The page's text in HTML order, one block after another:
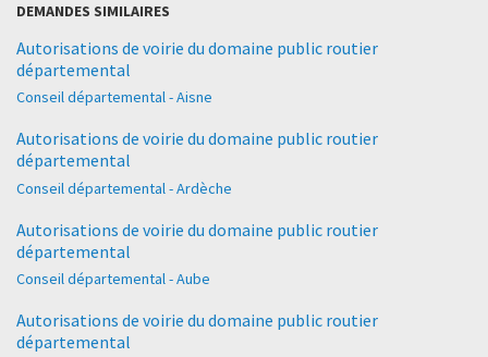
DEMANDES SIMILAIRES
Autorisations de voirie du domaine public routier
départemental
Conseil départemental - Aisne
Autorisations de voirie du domaine public routier
départemental
Conseil départemental - Ardèche
Autorisations de voirie du domaine public routier
départemental
Conseil départemental - Aube
Autorisations de voirie du domaine public routier
départemental